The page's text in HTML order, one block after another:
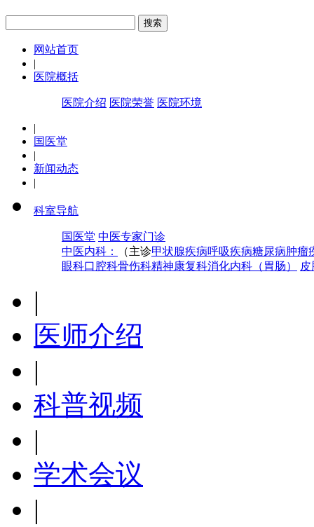
网站首页
|
医院概括
医院介绍 医院荣誉 医院环境
|
国医堂
|
新闻动态
|
科室导航
国医堂 中医专家门诊
中医内科：
（主诊甲状腺疾病呼吸疾病糖尿病肿瘤
眼科口腔科骨伤科精神康复科消化内科（胃肠） 皮
|
医师介绍
|
科普视频
|
学术会议
|